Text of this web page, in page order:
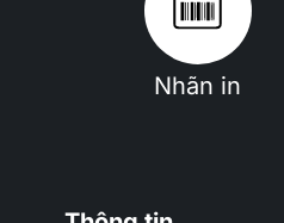
Nhãn in